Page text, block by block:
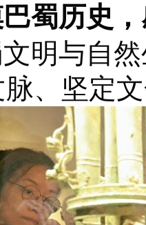
蜀历史
明与自
、坚定